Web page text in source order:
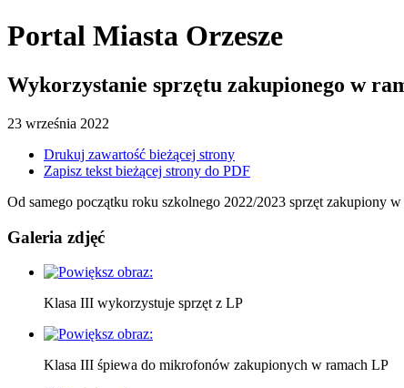
Portal Miasta Orzesze
Wykorzystanie sprzętu zakupionego w
23 września 2022
Drukuj zawartość bieżącej strony
Zapisz tekst bieżącej strony do PDF
Od samego początku roku szkolnego 2022/2023 sprzęt zakupiony
Galeria zdjęć
Klasa III wykorzystuje sprzęt z LP
Klasa III śpiewa do mikrofonów zakupionych w ramach LP